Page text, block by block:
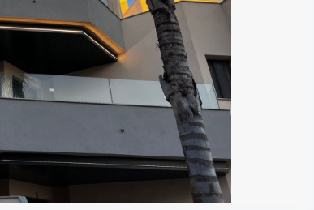
LOGIN
No apps configured. Please contact
your administrator.
Lost your password?